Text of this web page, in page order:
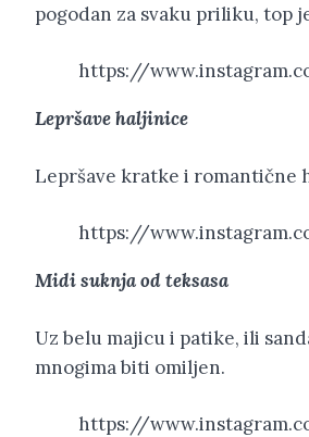
pogodan za svaku priliku, top
https://
Lepršave haljinice
Lepršave kratke i romantične
https://
Midi suknja od teksasa
Uz belu majicu i patike, ili
mnogima biti omiljen.
https://